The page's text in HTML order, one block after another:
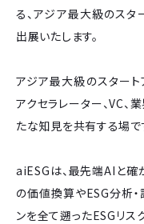
る、アジア最大級のスタ
出展いたします。
アジア最大級のスタート
アクセラレーター、VC、
たな知見を共有する場で
aiESGは、最先端AIと確
の価値換算やESG分析・
ンを全て遡ったESGリ